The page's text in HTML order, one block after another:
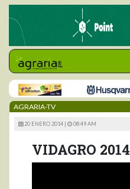
AGRARIA-TV
20 ENERO 2014 | 08:49 AM
VIDAGRO 2014